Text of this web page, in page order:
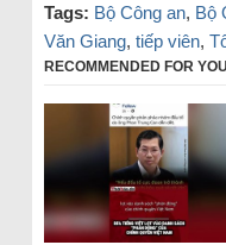
Tags: Bộ Công an, Bộ
Văn Giang, tiếp viên,
RECOMMENDED FOR YOU